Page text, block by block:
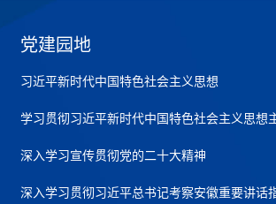
党建园地
习近平新时代中国特色社会主义思想
学习贯彻习近平新时代中国特色社会主义思想
深入学习宣传贯彻党的二十大精神
深入学习贯彻习近平总书记考察安徽重要讲话